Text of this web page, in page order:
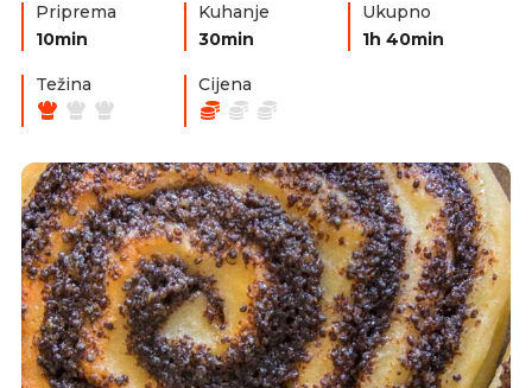
Priprema
10min
Kuhanje
30min
Ukupno
1h 40min
Težina Cijena